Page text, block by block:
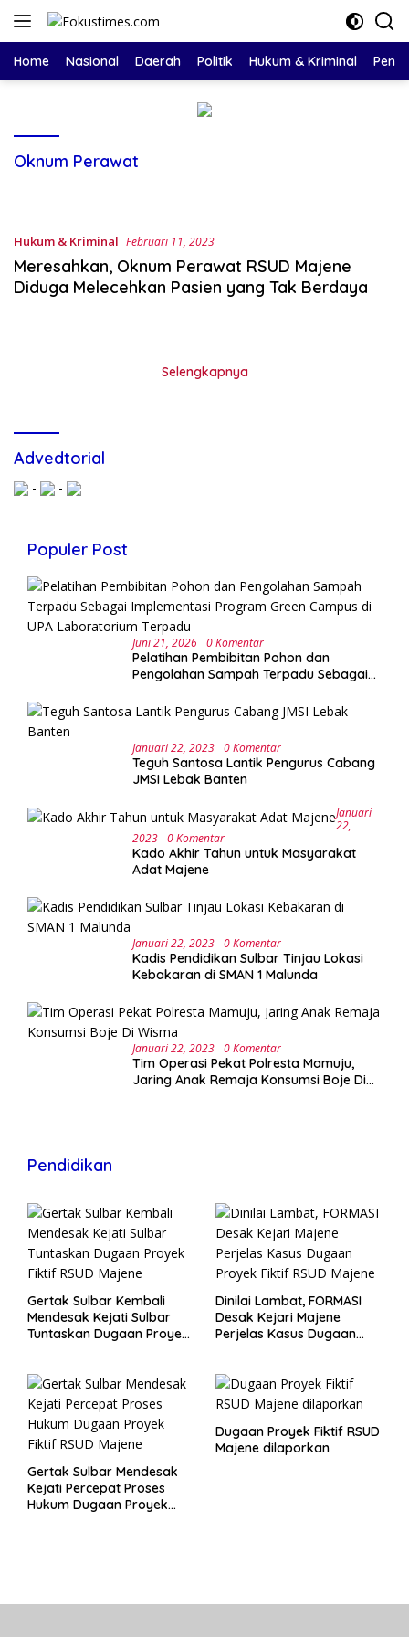
Langsung
Home Nasional Daerah Politik Hukum & Kriminal
Oknum Perawat
Hukum & Kriminal Februari 11, 2023
Meresahkan, Oknum Perawat RSUD Majene
Diduga Melecehkan Pasien yang Tak Berdaya
Selengkapnya
Advedtorial
- -
Populer Post
Juni 21, 2026 0 Komentar
Pelatihan Pembibitan Pohon dan
Pengolahan Sampah Terpadu Sebagai
UPA Laboratorium Terpadu
Januari 22, 2023 0 Komentar
Teguh Santosa Lantik Pengurus Cabang
JMSI Lebak Banten
Januari
22,
2023 0 Komentar
Kado Akhir Tahun untuk Masyarakat
Adat Majene
Januari 22, 2023 0 Komentar
Kadis Pendidikan Sulbar Tinjau Lokasi
Kebakaran di SMAN 1 Malunda
Januari 22, 2023 0 Komentar
Tim Operasi Pekat Polresta Mamuju,
Jaring Anak Remaja Konsumsi Boje Di
Pendidikan
Gertak Sulbar Kembali
Mendesak Kejati Sulbar
Tuntaskan Dugaan Proyek
Dinilai Lambat, FORMASI
Desak Kejari Majene
Perjelas Kasus Dugaan
Gertak Sulbar Mendesak
Kejati Percepat Proses
Hukum Dugaan Proyek
Dugaan Proyek Fiktif RSUD
Majene dilaporkan